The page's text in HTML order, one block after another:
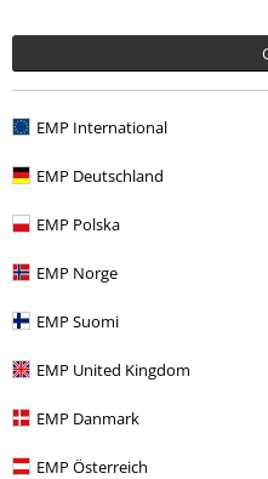
EMP International
EMP Deutschland
EMP Polska
EMP Norge
EMP Suomi
EMP United Kingdom
EMP Danmark
EMP Österreich
More categories. More
Extra velikosti Ženy
Výprodej % Ženy
Značky EMP značky
Extra velikosti Košile s
Značky Ženy
Získejte 20% slevový poukaz,